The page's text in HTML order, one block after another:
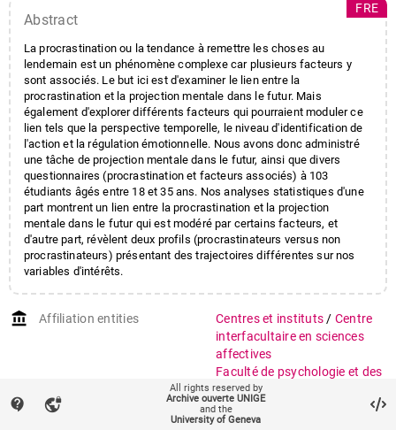
Abstract
La procrastination ou la tendance à remettre les choses au
lendemain est un phénomène complexe car plusieurs facteurs y
sont associés. Le but ici est d'examiner le lien entre la
procrastination et la projection mentale dans le futur. Mais
également d'explorer différents facteurs qui pourraient moduler ce
lien tels que la perspective temporelle, le niveau d'identification de
l'action et la régulation émotionnelle. Nous avons donc administré
une tâche de projection mentale dans le futur, ainsi que divers
questionnaires (procrastination et facteurs associés) à 103
étudiants âgés entre 18 et 35 ans. Nos analyses statistiques d'une
part montrent un lien entre la procrastination et la projection
mentale dans le futur qui est modéré par certains facteurs, et
d'autre part, révèlent deux profils (procrastinateurs versus non
procrastinateurs) présentant des trajectoires différentes sur nos
variables d'intérêts.
FRE
account_balance Affiliation entities Centres et instituts / Centre
interfacultaire en sciences
affectives
Faculté de psychologie et des
sciences de l'éducation
Section de psychologie
contact_support vpn_lock
All rights reserved by
Archive ouverte UNIGE
and the
University of Geneva